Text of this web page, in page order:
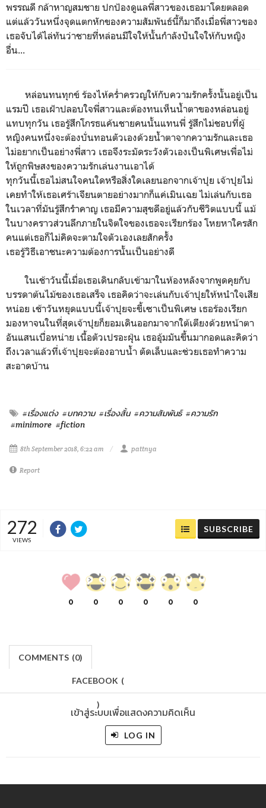
พรรณดี กล้าหาญสมชาย ปกป้องดูแลพี่สาวของเธอมาโดยตลอด
แต่แล้ววันหนึ่งจุดแตกหักของความสัมพันธ์นี้ก็มาถึงเมื่อพี่สาวของ
เธอจับได้ไล่ทันว่าชายที่หล่อนมีใจให้นั้นกำลังปันใจให้กับหญิง
อื่น...
หล่อนทนทุกข์ ร้องไห้คร่ำครวญให้กับความรักครั้งนั้นอยู่เป็น
แรมปี เธอเฝ้าปลอบใจพี่สาวและต้องทนเห็นน้ำตาของหล่อนอยู่
แทบทุกวัน เธอรู้สึกโกรธแค้นชายคนนั้นแทนพี่ รู้สึกไม่ชอบที่ผู้
หญิงคนหนึ่งจะต้องบั่นทอนตัวเองด้วยน้ำตาจากความรักและเธอ
ไม่อยากเป็นอย่างพี่สาว เธอจึงระมัดระวังตัวเองเป็นพิเศษเพื่อไม่
ให้ถูกพิษสงของความรักเล่นงานเอาได้
ทุกวันนี้เธอไม่สนใจคนใดหรือสิ่งใดเลยนอกจากเจ้าปุย เจ้าปุยไม่
เคยทำให้เธอเศร้าเจียนตายอย่างมากก็แค่เมินเฉย ไม่เล่นกับเธอ
ในเวลาที่มันรู้สึกรำคาญ เธอมีความสุขดีอยู่แล้วกับชีวิตแบบนี้ แม้
ในบางคราวส่วนลึกภายในจิตใจของเธอจะเรียกร้อง โหยหาใครสัก
คนแต่เธอก็ไม่คิดจะตามใจตัวเองเลยสักครั้ง
เธอรู้วิธีเอาชนะความต้องการนั้นเป็นอย่างดี
ในเช้าวันนี้เมื่อเธอเดินกลับเข้ามาในห้องหลังจากพูดคุยกับ
บรรดาต้นไม้ของเธอเสร็จ เธอคิดว่าจะเล่นกับเจ้าปุยให้หนำใจเสีย
หน่อย เช้าวันหยุดแบบนี้เจ้าปุยจะขี้เซาเป็นพิเศษ เธอร้องเรียก
มองหาจนในที่สุดเจ้าปุยก็ยอมเดินออกมาจากใต้เตียงด้วยหน้าตา
อันแสนเบื่อหน่าย เนื้อตัวเปรอะฝุ่น เธออุ้มมันขึ้นมากอดและคิดว่า
ถึงเวลาแล้วที่เจ้าปุยจะต้องอาบน้ำ ตัดเล็บและช่วยเธอทำความ
สะอาดบ้าน
#เรื่องแต่ง #บทความ #เรื่องสั้น #ความสัมพันธ์ #ความรัก
#minimore #fiction
8th September 2018, 6:22 am pattnya
Report
272
VIEWS
SUBSCRIBE
0 0 0 0 0 0
COMMENTS (0)
FACEBOOK (
)
เข้าสู่ระบบเพื่อแสดงความคิดเห็น
LOG IN